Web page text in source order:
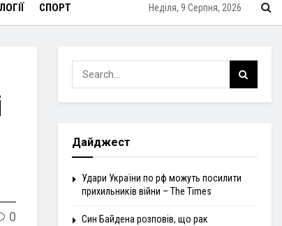
СПОРТ Неділя, 9 Серпня, 2026
0
Дайджест
Удари України по рф можуть посилити
прихильників війни – The Times
Син Байдена розповів, що рак